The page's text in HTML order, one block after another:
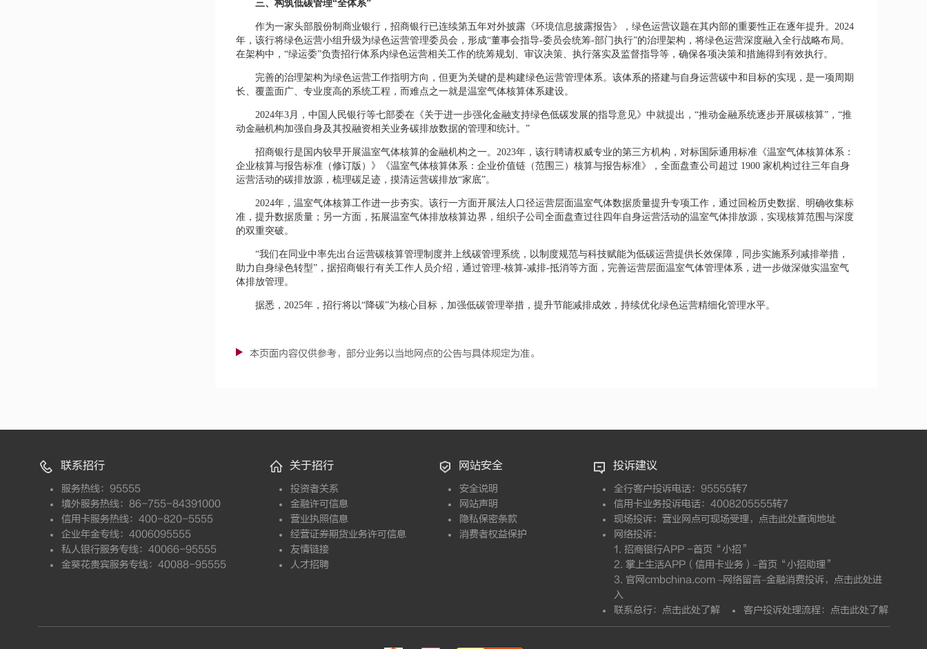
三、 构筑低碳管理“全体系”
作为一家头部股份制商业银行，招商银行已连续第五年对外披露《环境信息披露报告》，绿色运营议题在其内部的重要性正在逐年提升。2024
年，该行将绿色运营小组升级为绿色运营管理委员会，形成“董事会指导-委员会统筹-部门执行”的治理架构，将绿色运营深度融入全行战略布局。
在架构中，“绿运委”负责招行体系内绿色运营相关工作的统筹规划、审议决策、执行落实及监督指导等，确保各项决策和措施得到有效执行。
完善的治理架构为绿色运营工作指明方向，但更为关键的是构建绿色运营管理体系。该体系的搭建与自身运营碳中和目标的实现，是一项周期
长、覆盖面广、专业度高的系统工程，而难点之一就是温室气体核算体系建设。
2024年3月，中国人民银行等七部委在《关于进一步强化金融支持绿色低碳发展的指导意见》中就提出，“推动金融系统逐步开展碳核算”，“推
动金融机构加强自身及其投融资相关业务碳排放数据的管理和统计。”
招商银行是国内较早开展温室气体核算的金融机构之一。2023年，该行聘请权威专业的第三方机构，对标国际通用标准《温室气体核算体系：
企业核算与报告标准（修订版）》《温室气体核算体系：企业价值链（范围三）核算与报告标准》，全面盘查公司超过 1900 家机构过往三年自身
运营活动的碳排放源，梳理碳足迹，摸清运营碳排放“家底”。
2024年，温室气体核算工作进一步夯实。该行一方面开展法人口径运营层面温室气体数据质量提升专项工作，通过回检历史数据、明确收集标
准，提升数据质量；另一方面，拓展温室气体排放核算边界，组织子公司全面盘查过往四年自身运营活动的温室气体排放源，实现核算范围与深度
的双重突破。
“我们在同业中率先出台运营碳核算管理制度并上线碳管理系统，以制度规范与科技赋能为低碳运营提供长效保障，同步实施系列减排举措，
助力自身绿色转型”，据招商银行有关工作人员介绍，通过管理-核算-减排-抵消等方面，完善运营层面温室气体管理体系，进一步做深做实温室气
体排放管理。
据悉，2025年，招行将以“降碳”为核心目标，加强低碳管理举措，提升节能减排成效，持续优化绿色运营精细化管理水平。
本页面内容仅供参考，部分业务以当地网点的公告与具体规定为准。
联系招行
服务热线：95555
境外服务热线：86-755-84391000
信用卡服务热线：400-820-5555
企业年金专线：4006095555
私人银行服务专线：40066-95555
金葵花贵宾服务专线：40088-95555
关于招行
投资者关系
金融许可信息
营业执照信息
经营证券期货业务许可信息
友情链接
人才招聘
网站安全
安全说明
网站声明
隐私保密条款
消费者权益保护
投诉建议
全行客户投诉电话：95555转7
信用卡业务投诉电话：4008205555转7
现场投诉：营业网点可现场受理， 点击此处查询地址
网络投诉：
1. 招商银行APP -首页“小招”
2. 掌上生活APP（信用卡业务）–首页“小招助理”
3. 官网cmbchina.com –网络留言–金融消费投诉， 点击此处进
入
联系总行： 点击此处了解 客户投诉处理流程： 点击此处了解